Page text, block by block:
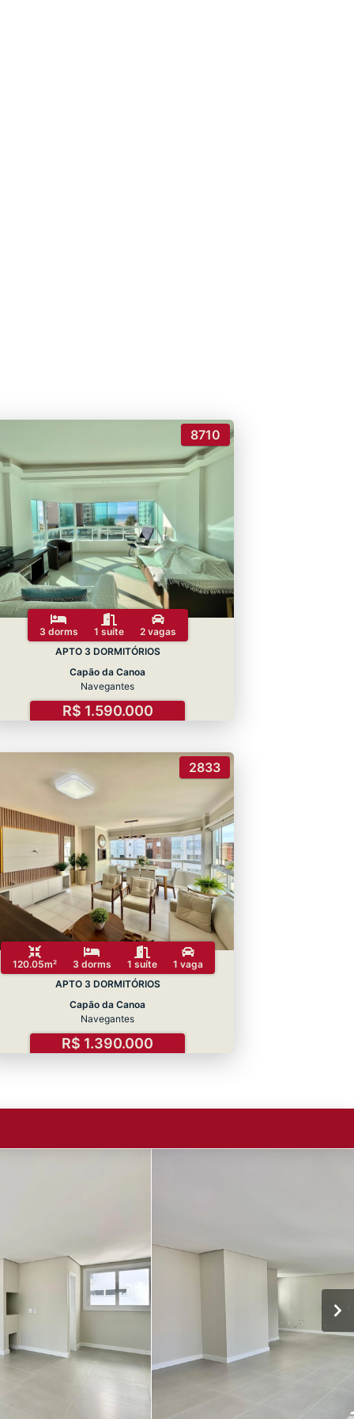
8710
3 dorms 1 suíte
2 vagas
APTO 3 DORMITÓRIOS
Capão da Canoa
Navegantes
R$ 1.590.000
2833
120.05m² 3 dorms 1 suíte
1 vaga
APTO 3 DORMITÓRIOS
Capão da Canoa
Navegantes
R$ 1.390.000